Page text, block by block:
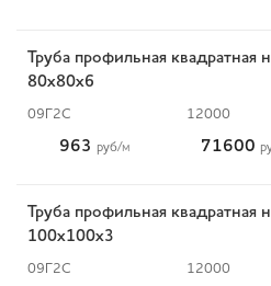
Труба профильная квадратная
80х80х6
09Г2С 12000
963 руб/м 71600
Труба профильная квадратная
100х100х3
09Г2С 12000